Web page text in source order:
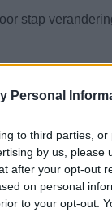
Personal
to third parties,
by us, please
after your opt-out
on personal
to your opt-out.
stap